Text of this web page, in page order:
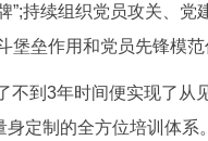
持续组织党员攻关、党
堡垒作用和党员先锋模范
到3年时间便实现了从
定制的全方位培训体系。